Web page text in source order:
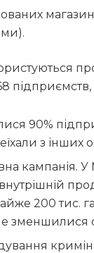
90%
з інших
кампанія. У
200 тис.
зменшилися